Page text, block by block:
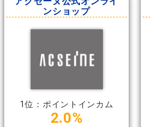
ンショップ
1位：ポイントインカム
2.0%